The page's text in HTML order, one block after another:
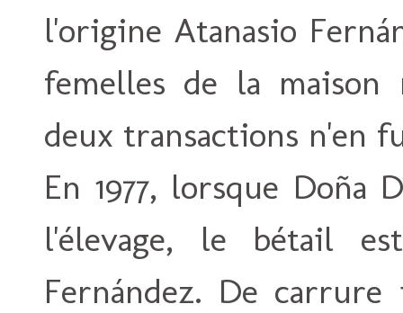
l'origine Atanasio
femelles de la
deux transactions n'en
En 1977, lorsque Doña
l'élevage, le bétail
Fernández. De